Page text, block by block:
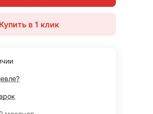
Купить в 1 клик